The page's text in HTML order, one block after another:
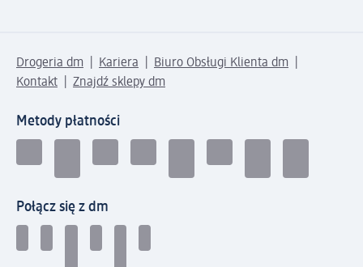
Drogeria dm Kariera
Biuro Obsługi Klienta dm
Kontakt
Znajdź sklepy dm
Metody płatności
Połącz się z dm